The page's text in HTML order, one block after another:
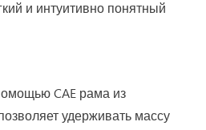
и интуитивно понятный
CAE рама из
удерживать массу